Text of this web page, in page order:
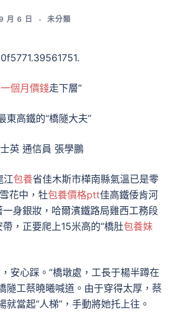
月 6 日 未分類
個月價錢走下層”
東高鐵的“橋隧大夫”
英 通信員 張學鵬
江包養省佳木斯市樺南縣氣溫已是零
花中，牡包養價格ptt佳高鐵倭肯河
一身銀妝，哈爾濱鐵路局雞西工務段
，正要爬上15米高的“橋肚包養妹
安心踩。”橋墩處，工長于楊半蹲在
隧工蔡曉曦喊道。由于穿得太厚，蔡
就當起“人梯”，手動將她托上往。